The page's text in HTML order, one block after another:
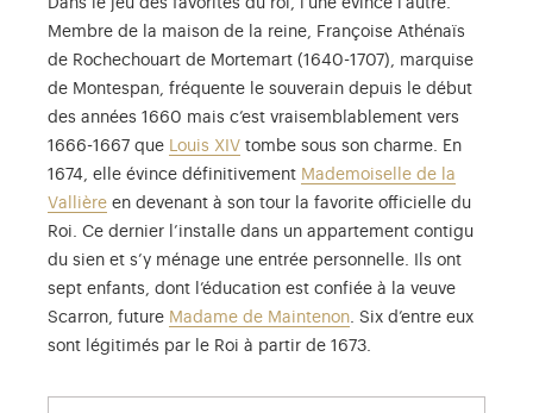
Dans le jeu des favorites du roi, l’une évince l’autre.
Membre de la maison de la reine, Françoise Athénaïs
de Rochechouart de Mortemart (1640-1707), marquise
de Montespan, fréquente le souverain depuis le début
des années 1660 mais c’est vraisemblablement vers
1666-1667 que Louis XIV tombe sous son charme. En
1674, elle évince définitivement Mademoiselle de la
Vallière en devenant à son tour la favorite officielle du
Roi. Ce dernier l’installe dans un appartement contigu
du sien et s’y ménage une entrée personnelle. Ils ont
sept enfants, dont l’éducation est confiée à la veuve
Scarron, future Madame de Maintenon. Six d’entre eux
sont légitimés par le Roi à partir de 1673.